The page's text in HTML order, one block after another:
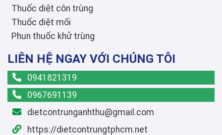
Thuốc diệt côn trùng
Thuốc diệt mối
Phun thuốc khử trùng
LIÊN HỆ NGAY VỚI CHÚNG TÔI
0941821319
0967691139
dietcontrunganhthu@gmail.com
https://dietcontrungtphcm.net